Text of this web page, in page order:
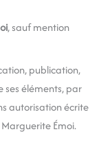
, sauf mention
publication,
éléments, par
autorisation écrite
Émoi.